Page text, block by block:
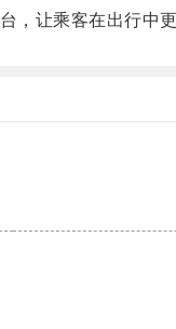
让乘客在出行中更